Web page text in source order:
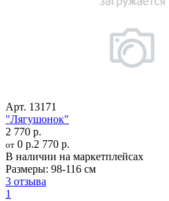
Арт. 13171
"Лягушонок"
2 770 р.
от 0 р.2 770 р.
В наличии на маркетплейсах
Размеры: 98-116 см
3 отзыва
1